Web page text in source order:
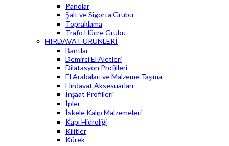
Panolar
Şalt ve Sigorta Grubu
Topraklama
Trafo Hücre Grubu
HIRDAVAT ÜRÜNLERİ
Bantlar
Demirci El Aletleri
Dilatasyon Profilleri
El Arabaları ve Malzeme Taşıma
Hırdavat Aksesuarları
İnşaat Profilleri
İpler
İskele Kalıp Malzemeleri
Kapı Hidroliği
Kilitler
Kürek